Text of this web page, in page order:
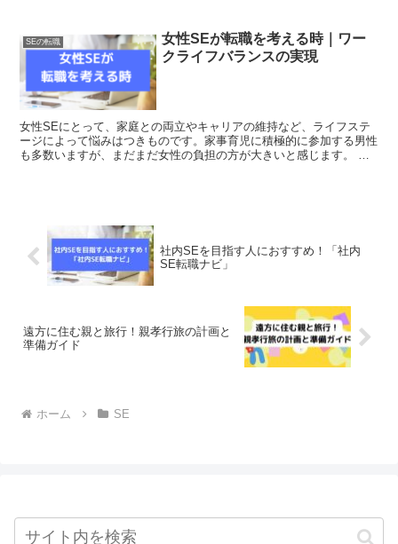
SEの転職
女性SEが転職を考える時｜ワー
クライフバランスの実現
女性SEにとって、家庭との両立やキャリアの維持など、ライフステ
ージによって悩みはつきものです。家事育児に積極的に参加する男性
も多数いますが、まだまだ女性の負担の方が大きいと感じます。 女
社内SEを目指す人におすすめ！「社内
SE転職ナビ」
遠方に住む親と旅行！親孝行旅の計画と
準備ガイド
ホーム SE